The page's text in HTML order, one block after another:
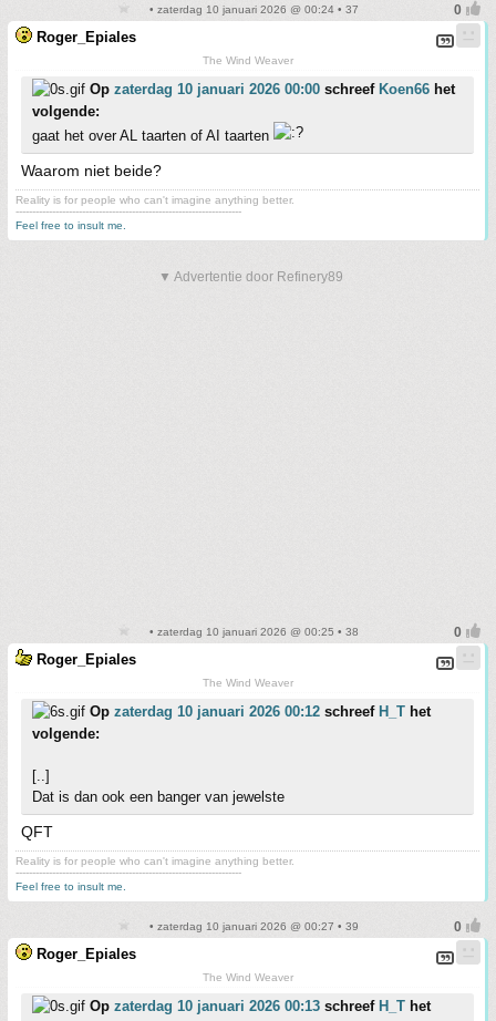
• zaterdag 10 januari 2026 @ 00:24 • 37
Roger_Epiales
The Wind Weaver
Op zaterdag 10 januari 2026 00:00 schreef Koen66 het
volgende:
gaat het over AL taarten of AI taarten
Waarom niet beide?
Reality is for people who can't imagine anything better.
--------------------------------------------------------------------
Feel free to insult me.
▼ Advertentie door Refinery89
• zaterdag 10 januari 2026 @ 00:25 • 38
Roger_Epiales
The Wind Weaver
Op zaterdag 10 januari 2026 00:12 schreef H_T het
volgende:
[..]
Dat is dan ook een banger van jewelste
QFT
Reality is for people who can't imagine anything better.
--------------------------------------------------------------------
Feel free to insult me.
• zaterdag 10 januari 2026 @ 00:27 • 39
Roger_Epiales
The Wind Weaver
Op zaterdag 10 januari 2026 00:13 schreef H_T het